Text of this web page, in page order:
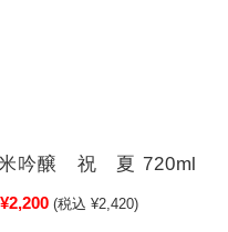
吟醸 祝 夏 720ml
¥2,200 (税込 ¥2,420)